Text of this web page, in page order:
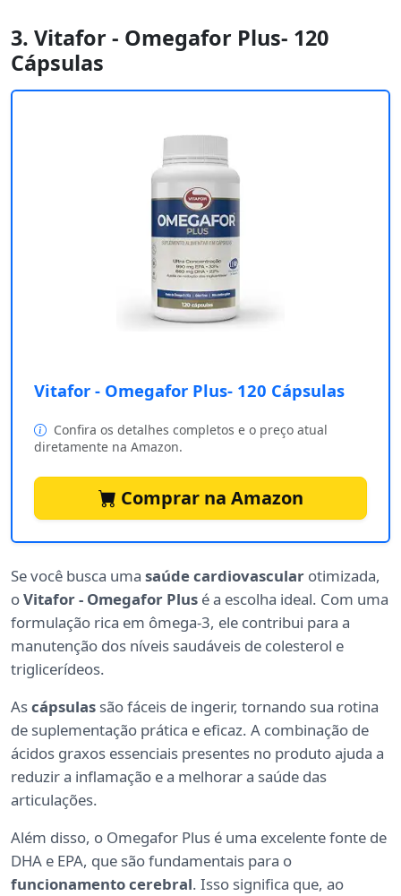
3. Vitafor - Omegafor Plus- 120
Cápsulas
Vitafor - Omegafor Plus- 120 Cápsulas
Confira os detalhes completos e o preço atual
diretamente na Amazon.
Comprar na Amazon
Se você busca uma saúde cardiovascular otimizada,
oVitafor - Omegafor Plus é a escolha ideal. Com uma
formulação rica em ômega-3, ele contribui para a
manutenção dos níveis saudáveis de colesterol e
triglicerídeos.
Ascápsulas são fáceis de ingerir, tornando sua rotina
de suplementação prática e eficaz. A combinação de
ácidos graxos essenciais presentes no produto ajuda a
reduzir a inflamação e a melhorar a saúde das
articulações.
Além disso, o Omegafor Plus é uma excelente fonte de
DHA e EPA, que são fundamentais para o
funcionamento cerebral. Isso significa que, ao